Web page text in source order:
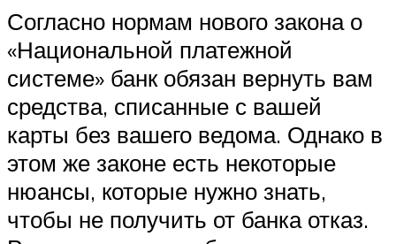
Согласно нормам нового закона о
«Национальной платежной
системе» банк обязан вернуть вам
средства, списанные с вашей
карты без вашего ведома. Однако в
этом же законе есть некоторые
нюансы, которые нужно знать,
чтобы не получить от банка отказ.